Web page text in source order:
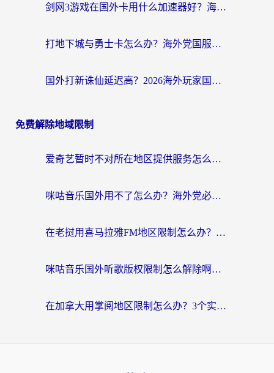
剑网3游戏在国外卡用什么加速器好？海外党亲测有效的国服游戏加速指南
打地下城与勇士卡怎么办？海外党国服游戏加速终极指南（附北美欧洲实测）
国外打新诛仙延迟高？2026海外玩家国服游戏加速器终极指南（附天龙八部闪耀暖暖实测）
免费解除地域限制
爱奇艺暂时不对所在地区提供服务怎么办？海外党亲测有效的追剧解决方案
咪咕音乐国外用不了怎么办？海外党必备的国内内容访问全攻略
在老挝用喜马拉雅FM地区限制怎么办？海外党亲测有效的回国加速方案
咪咕音乐国外听歌版权限制怎么解除啊？海外党亲测有效的回国加速方案
在加拿大用掌阅地区限制怎么办？3个实用技巧帮你轻松解决（附海外华人必备工具）